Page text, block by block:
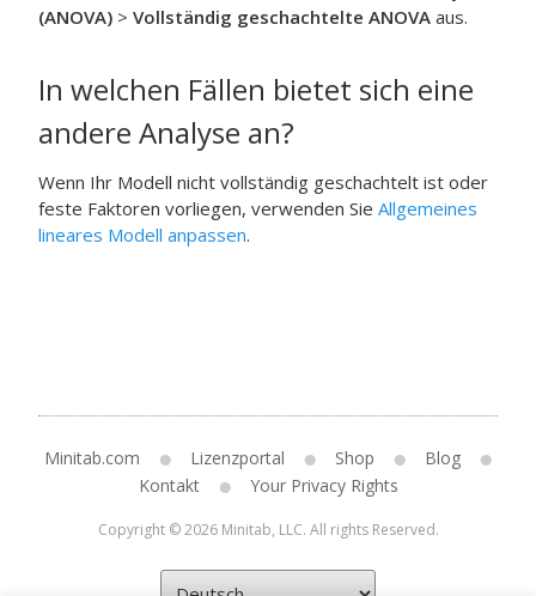
(ANOVA) > Vollständig geschachtelte ANOVA aus.
In welchen Fällen bietet sich eine
andere Analyse an?
Wenn Ihr Modell nicht vollständig geschachtelt ist oder
feste Faktoren vorliegen, verwenden Sie Allgemeines
lineares Modell anpassen.
Minitab.com Lizenzportal Shop
Blog
Kontakt
Your Privacy Rights
Copyright © 2026 Minitab, LLC. All rights Reserved.